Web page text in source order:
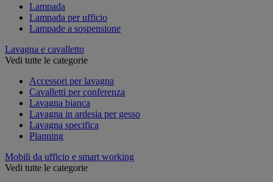
Lampada
Lampada per ufficio
Lampade a sospensione
Lavagna e cavalletto
Vedi tutte le categorie
Accessori per lavagna
Cavalletti per conferenza
Lavagna bianca
Lavagna in ardesia per gesso
Lavagna specifica
Planning
Mobili da ufficio e smart working
Vedi tutte le categorie